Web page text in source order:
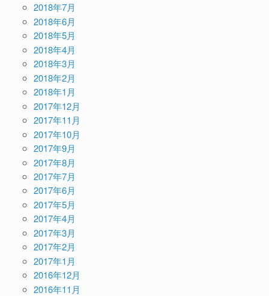
2018年7月
2018年6月
2018年5月
2018年4月
2018年3月
2018年2月
2018年1月
2017年12月
2017年11月
2017年10月
2017年9月
2017年8月
2017年7月
2017年6月
2017年5月
2017年4月
2017年3月
2017年2月
2017年1月
2016年12月
2016年11月